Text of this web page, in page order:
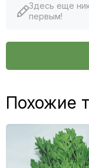
Здесь еще
первым!
Похожие